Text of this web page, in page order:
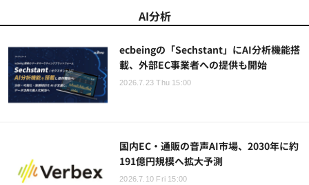
AI分析
ecbeingの「Sechstant」にAI分析機能搭
載、外部EC事業者への提供も開始
2026.7.23 Thu 15:00
国内EC・通販の音声AI市場、2030年に約
191億円規模へ拡大予測
2026.7.10 Fri 15:00